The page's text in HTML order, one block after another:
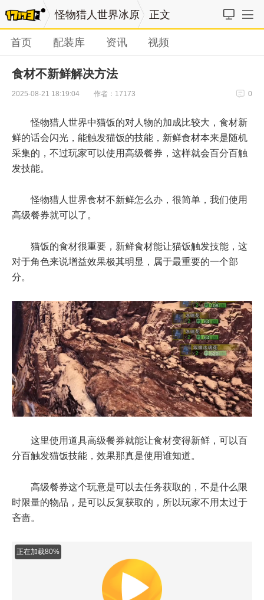
怪物猎人世界冰原 正文
首页 配装库 资讯 视频
食材不新鲜解决方法
2025-08-21 18:19:04 作者：17173 0
怪物猎人世界中猫饭的对人物的加成比较大，食材新
鲜的话会闪光，能触发猫饭的技能，新鲜食材本来是随机
采集的，不过玩家可以使用高级餐券，这样就会百分百触
发技能。
怪物猎人世界食材不新鲜怎么办，很简单，我们使用
高级餐券就可以了。
猫饭的食材很重要，新鲜食材能让猫饭触发技能，这
对于角色来说增益效果极其明显，属于最重要的一个部
分。
这里使用道具高级餐券就能让食材变得新鲜，可以百
分百触发猫饭技能，效果那真是使用谁知道。
高级餐券这个玩意是可以去任务获取的，不是什么限
时限量的物品，是可以反复获取的，所以玩家不用太过于
吝啬。
正在加载93%